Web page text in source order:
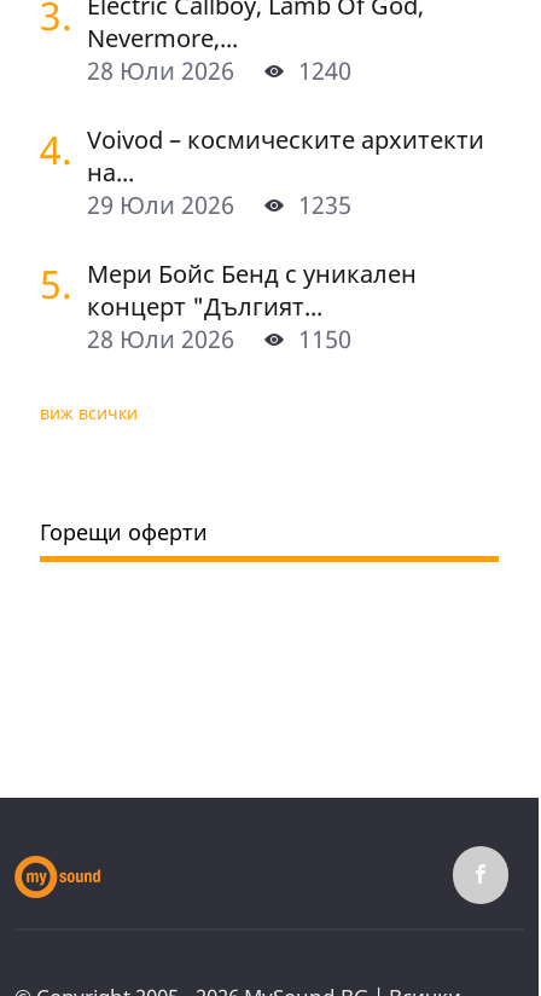
3. Nevermore,...
28 Юли 2026
1240
4. Voivod – космическите архитекти
на...
29 Юли 2026
1235
5. Мери Бойс Бенд с уникален
концерт "Дългият...
28 Юли 2026
1150
виж всички
Горещи оферти